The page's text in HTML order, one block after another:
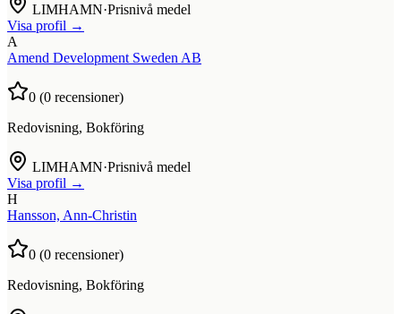
LIMHAMN·Prisnivå medel
Visa profil →
A
Amend Development Sweden AB
0 (0 recensioner)
Redovisning, Bokföring
LIMHAMN·Prisnivå medel
Visa profil →
H
Hansson, Ann-Christin
0 (0 recensioner)
Redovisning, Bokföring